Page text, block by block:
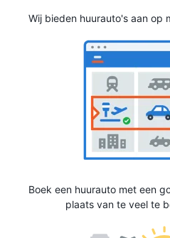
Wij bieden huurauto's aan op
Boek een huurauto met een
plaats van te veel te